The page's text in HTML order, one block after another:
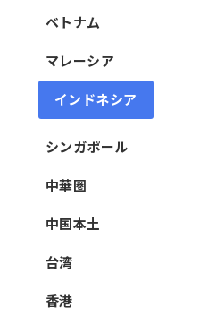
ベトナム
インドネシア
マレーシア
中華圏
台湾
中国本土
シンガポール
香港